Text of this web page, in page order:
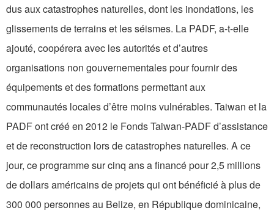
dus aux catastrophes naturelles, dont les inondations, les
glissements de terrains et les séismes. La PADF, a-t-elle
ajouté, coopérera avec les autorités et d’autres
organisations non gouvernementales pour fournir des
équipements et des formations permettant aux
communautés locales d’être moins vulnérables. Taiwan et la
PADF ont créé en 2012 le Fonds Taiwan-PADF d’assistance
et de reconstruction lors de catastrophes naturelles. A ce
jour, ce programme sur cinq ans a financé pour 2,5 millions
de dollars américains de projets qui ont bénéficié à plus de
300 000 personnes au Belize, en République dominicaine,